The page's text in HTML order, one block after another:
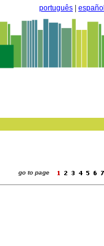
português español
go to page